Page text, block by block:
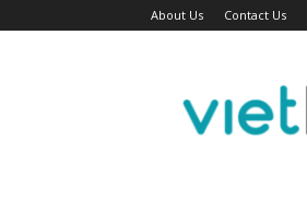
About Us Contact Us